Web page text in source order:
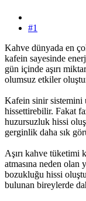
#1
Kahve dünyada en
kafein sayesinde
gün içinde aşırı
olumsuz etkiler
Kafein sinir sistemini
hissettirebilir. Fakat
huzursuzluk hissi
gerginlik daha sık
Aşırı kahve tüketimi
atmasına neden olan
bozukluğu hissi
bulunan bireylerde